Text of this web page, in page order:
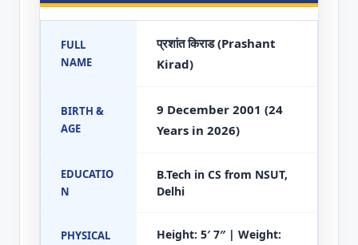
FULL
NAME
प्रशांत किराड (Prashant
Kirad)
BIRTH &
AGE
9 December 2001 (24
Years in 2026)
EDUCATIO
N
B.Tech in CS from NSUT,
Delhi
PHYSICAL
Height: 5′ 7″ | Weight: